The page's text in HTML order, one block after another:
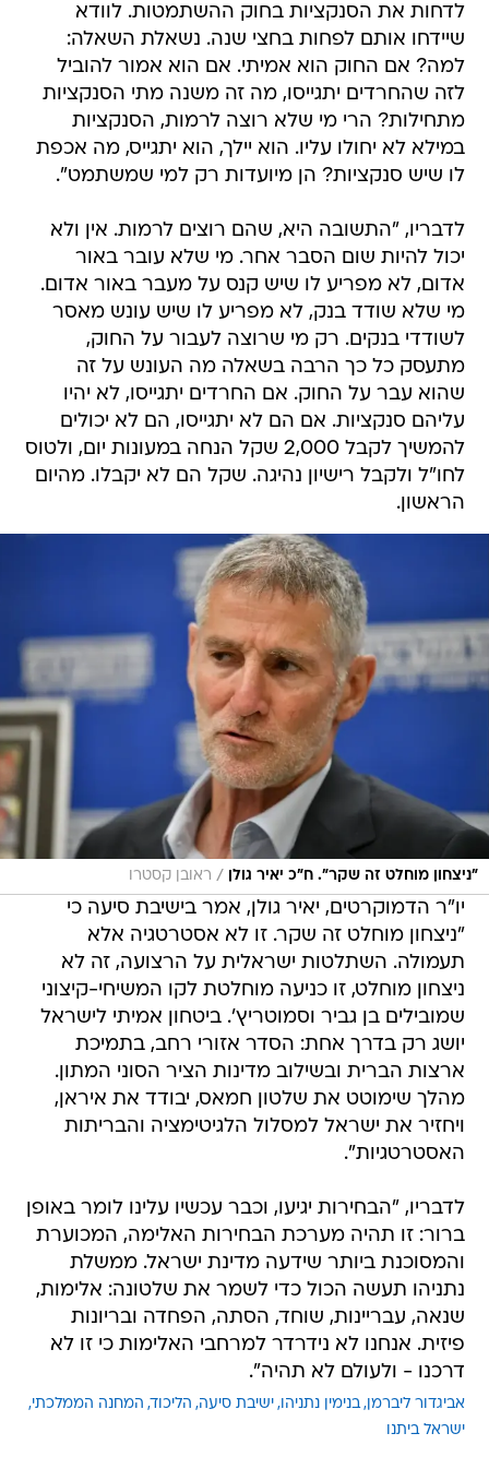
לדחות את הסנקציות בחוק ההשתמטות. לוודא
שיידחו אותם לפחות בחצי שנה. נשאלת השאלה:
למה? אם החוק הוא אמיתי. אם הוא אמור להוביל
לזה שהחרדים יתגייסו, מה זה משנה מתי הסנקציות
מתחילות? הרי מי שלא רוצה לרמות, הסנקציות
במילא לא יחולו עליו. הוא יילך, הוא יתגייס, מה אכפת
לו שיש סנקציות? הן מיועדות רק למי שמשתמט".
לדבריו, "התשובה היא, שהם רוצים לרמות. אין ולא
יכול להיות שום הסבר אחר. מי שלא עובר באור
אדום, לא מפריע לו שיש קנס על מעבר באור אדום.
מי שלא שודד בנק, לא מפריע לו שיש עונש מאסר
לשודדי בנקים. רק מי שרוצה לעבור על החוק,
מתעסק כל כך הרבה בשאלה מה העונש על זה
שהוא עבר על החוק. אם החרדים יתגייסו, לא יהיו
עליהם סנקציות. אם הם לא יתגייסו, הם לא יכולים
להמשיך לקבל 2,000 שקל הנחה במעונות יום, ולטוס
לחו"ל ולקבל רישיון נהיגה. שקל הם לא יקבלו. מהיום
הראשון.
"ניצחון מוחלט זה שקר". ח"כ יאיר גולן / ראובן קסטרו
יו"ר הדמוקרטים, יאיר גולן, אמר בישיבת סיעה כי
"ניצחון מוחלט זה שקר. זו לא אסטרטגיה אלא
תעמולה. השתלטות ישראלית על הרצועה, זה לא
ניצחון מוחלט, זו כניעה מוחלטת לקו המשיחי-קיצוני
שמובילים בן גביר וסמוטריץ'. ביטחון אמיתי לישראל
יושג רק בדרך אחת: הסדר אזורי רחב, בתמיכת
ארצות הברית ובשילוב מדינות הציר הסוני המתון.
מהלך שימוטט את שלטון חמאס, יבודד את איראן,
ויחזיר את ישראל למסלול הלגיטימציה והבריתות
האסטרטגיות".
לדבריו, "הבחירות יגיעו, וכבר עכשיו עלינו לומר באופן
ברור: זו תהיה מערכת הבחירות האלימה, המכוערת
והמסוכנת ביותר שידעה מדינת ישראל. ממשלת
נתניהו תעשה הכול כדי לשמר את שלטונה: אלימות,
שנאה, עבריינות, שוחד, הסתה, הפחדה ובריונות
פיזית. אנחנו לא נידרדר למרחבי האלימות כי זו לא
דרכנו - ולעולם לא תהיה".
אביגדור ליברמן בנימין נתניהו ישיבת סיעה הליכוד המחנה הממלכתי
ישראל ביתנו